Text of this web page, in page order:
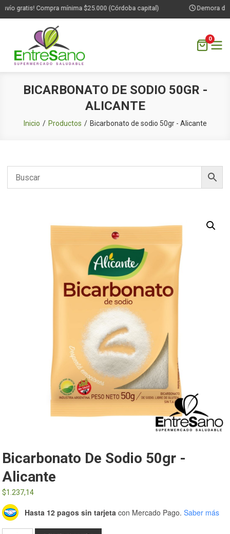
gratis! Compra mínima $25.000 (Córdoba capital) Demora de
0
BICARBONATO DE SODIO 50GR -
ALICANTE
Inicio Productos Bicarbonato de sodio 50gr - Alicante
Bicarbonato De Sodio 50gr -
Alicante
$1.237,14
Hasta 12 pagos sin tarjeta con Mercado Pago. Saber más